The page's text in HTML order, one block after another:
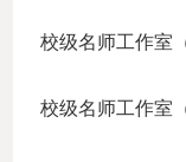
校级名师工作室